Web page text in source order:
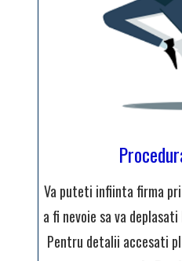
Va puteti infiinta firma
a fi nevoie sa va
Pentru detalii accesati